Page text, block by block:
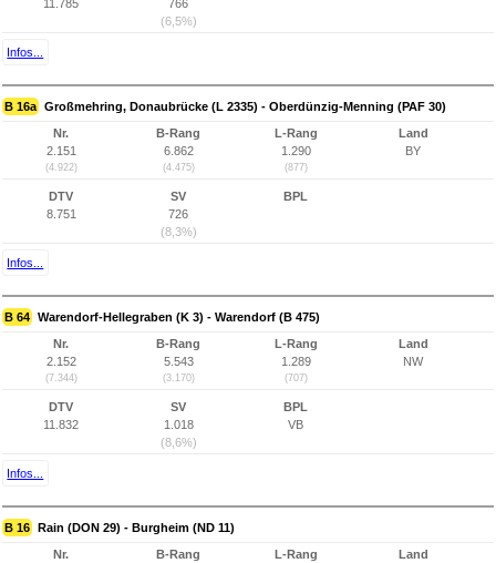
11.785
766
(6,5%)
Infos...
B 16a Großmehring, Donaubrücke (L 2335) - Oberdünzig-Menning (PAF 30)
Nr.
2.151
(4.922)
B-Rang
6.862
(4.475)
L-Rang
1.290
(877)
Land
BY
DTV
8.751
SV
726
(8,3%)
BPL
Infos...
B 64 Warendorf-Hellegraben (K 3) - Warendorf (B 475)
Nr.
2.152
(7.344)
B-Rang
5.543
(3.170)
L-Rang
1.289
(707)
Land
NW
DTV
11.832
SV
1.018
(8,6%)
BPL
VB
Infos...
B 16 Rain (DON 29) - Burgheim (ND 11)
Nr.
B-Rang
L-Rang
Land